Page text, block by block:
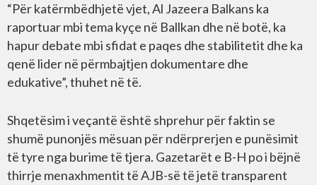
“Për katërmbëdhjetë vjet, Al Jazeera Balkans ka
raportuar mbi tema kyçe në Ballkan dhe në botë, ka
hapur debate mbi sfidat e paqes dhe stabilitetit dhe ka
qenë lider në përmbajtjen dokumentare dhe
edukative”, thuhet në të.
Shqetësim i veçantë është shprehur për faktin se
shumë punonjës mësuan për ndërprerjen e punësimit
të tyre nga burime të tjera. Gazetarët e B-H po i bëjnë
thirrje menaxhmentit të AJB-së të jetë transparent